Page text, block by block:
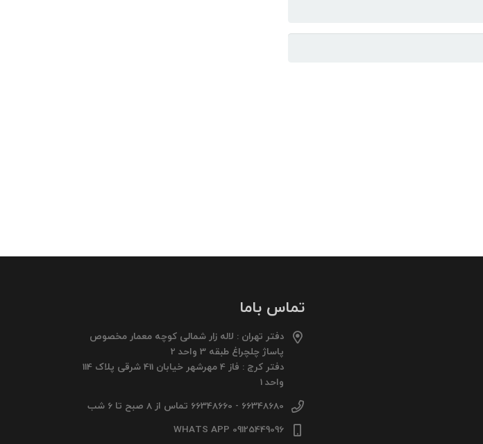
تماس باما
دفتر تهران : لاله زار شمالی کوچه معمار مخصوص
پاساژ چلچراغ طبقه 3 واحد 2
دفتر کرج : فاز 4 مهرشهر خیابان 411 شرقی پلاک 114
واحد 1
66348680 - 66348660 تماس از 8 صبح تا 6 شب
09125449096 WHATS APP